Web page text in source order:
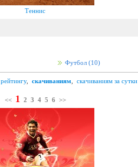
Теннис
Футбол (10)
рейтингу, скачиваниям скачиваниям за сутки
<< 1 2 3 4 5 6 >>